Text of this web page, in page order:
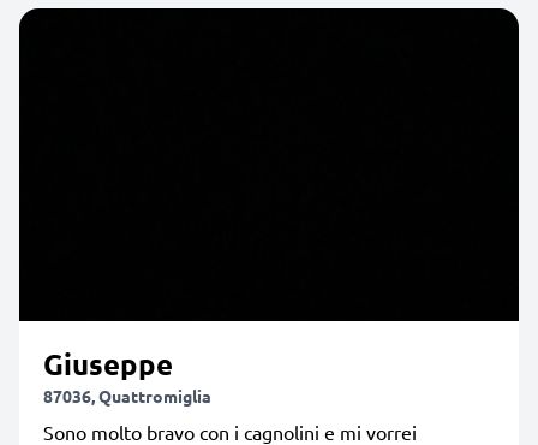
Giuseppe
87036, Quattromiglia
Sono molto bravo con i cagnolini e mi vorrei